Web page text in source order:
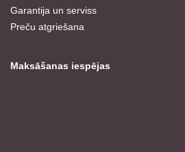
Garantija un serviss
Preču atgriešana
Maksāšanas iespējas